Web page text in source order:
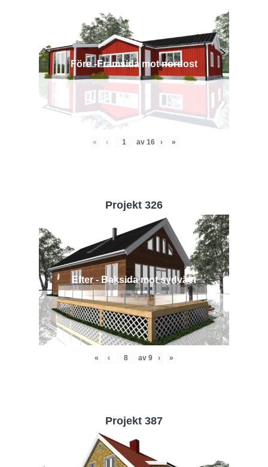
Före -Framsida mot nordost
« ‹ av 16 › »
Projekt 326
Efter - Baksida mot sydväst
« ‹ av 9 › »
Projekt 387